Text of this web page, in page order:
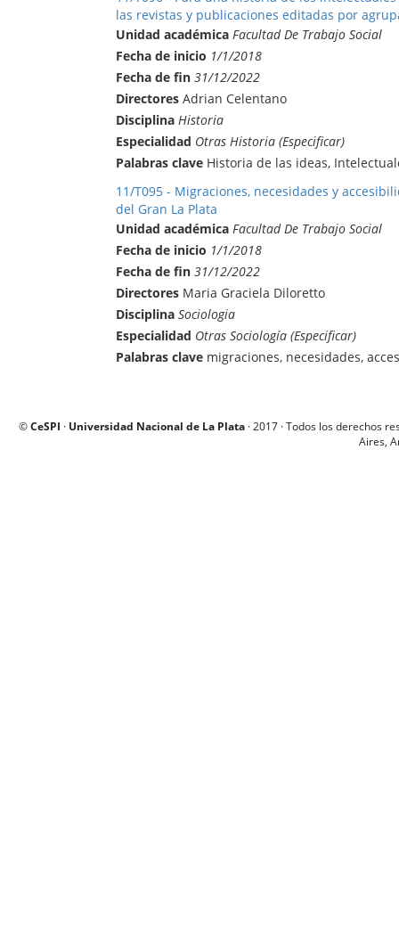
las revistas y publicaciones editadas por
Unidad académica Facultad De Trabajo Social
Fecha de inicio 1/1/2018
Fecha de fin 31/12/2022
Directores Adrian Celentano
Disciplina Historia
Especialidad Otras Historia (Especificar)
Palabras clave Historia de las ideas,
11/T095 - Migraciones, necesidades y
del Gran La Plata
Unidad académica Facultad De Trabajo Social
Fecha de inicio 1/1/2018
Fecha de fin 31/12/2022
Directores Maria Graciela Diloretto
Disciplina Sociologia
Especialidad Otras Sociología (Especificar)
Palabras clave migraciones, necesidades,
©CeSPI · Universidad Nacional de La Plata · 2017 · Todos los derechos
Aires,